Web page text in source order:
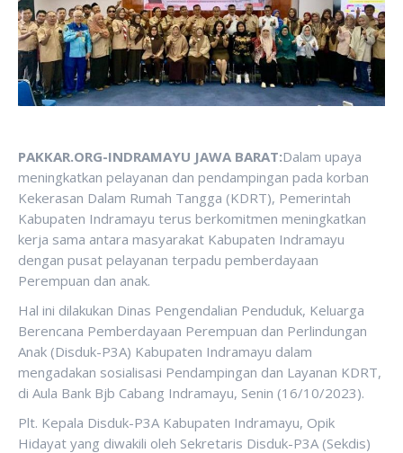
PAKKAR.ORG-INDRAMAYU JAWA BARAT:Dalam upaya
meningkatkan pelayanan dan pendampingan pada korban
Kekerasan Dalam Rumah Tangga (KDRT), Pemerintah
Kabupaten Indramayu terus berkomitmen meningkatkan
kerja sama antara masyarakat Kabupaten Indramayu
dengan pusat pelayanan terpadu pemberdayaan
Perempuan dan anak.
Hal ini dilakukan Dinas Pengendalian Penduduk, Keluarga
Berencana Pemberdayaan Perempuan dan Perlindungan
Anak (Disduk-P3A) Kabupaten Indramayu dalam
mengadakan sosialisasi Pendampingan dan Layanan KDRT,
di Aula Bank Bjb Cabang Indramayu, Senin (16/10/2023).
Plt. Kepala Disduk-P3A Kabupaten Indramayu, Opik
Hidayat yang diwakili oleh Sekretaris Disduk-P3A (Sekdis)